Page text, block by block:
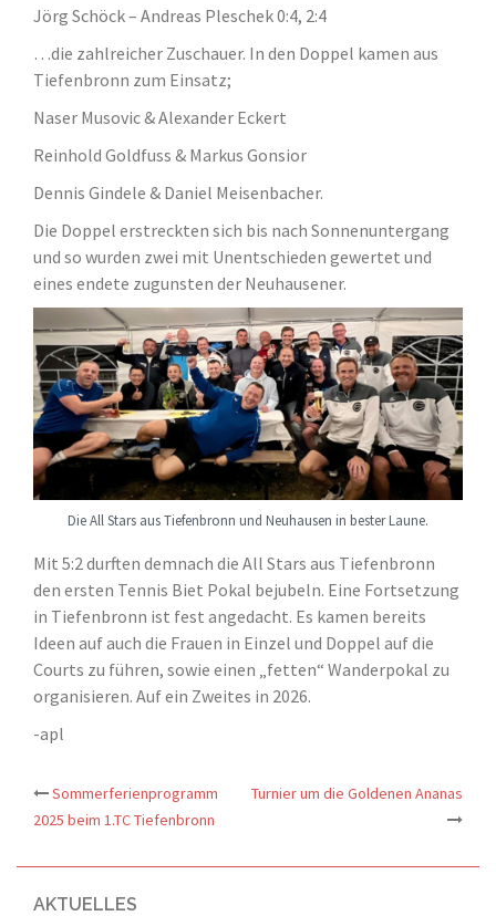
Jörg Schöck – Andreas Pleschek 0:4, 2:4
…die zahlreicher Zuschauer. In den Doppel kamen aus
Tiefenbronn zum Einsatz;
Naser Musovic & Alexander Eckert
Reinhold Goldfuss & Markus Gonsior
Dennis Gindele & Daniel Meisenbacher.
Die Doppel erstreckten sich bis nach Sonnenuntergang
und so wurden zwei mit Unentschieden gewertet und
eines endete zugunsten der Neuhausener.
Die All Stars aus Tiefenbronn und Neuhausen in bester Laune.
Mit 5:2 durften demnach die All Stars aus Tiefenbronn
den ersten Tennis Biet Pokal bejubeln. Eine Fortsetzung
in Tiefenbronn ist fest angedacht. Es kamen bereits
Ideen auf auch die Frauen in Einzel und Doppel auf die
Courts zu führen, sowie einen „fetten“ Wanderpokal zu
organisieren. Auf ein Zweites in 2026.
-apl
Beitrags-
Navigation
Sommerferienprogramm
2025 beim 1.TC Tiefenbronn
Turnier um die Goldenen Ananas
AKTUELLES